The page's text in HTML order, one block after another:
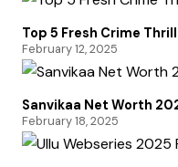
Top 5 Fresh Crime
February 12, 2025
Sanvikaa Net Worth 2025:
February 18, 2025